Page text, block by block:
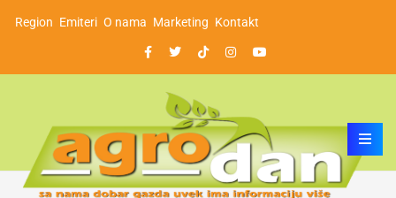
Region Emiteri O nama Marketing Kontakt